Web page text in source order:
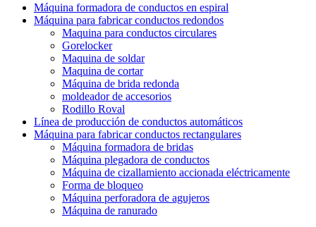
Máquina formadora de conductos en espiral
Máquina para fabricar conductos redondos
Maquina para conductos circulares
Gorelocker
Maquina de soldar
Maquina de cortar
Máquina de brida redonda
moldeador de accesorios
Rodillo Roval
Línea de producción de conductos automáticos
Máquina para fabricar conductos rectangulares
Máquina formadora de bridas
Máquina plegadora de conductos
Máquina de cizallamiento accionada eléctricamente
Forma de bloqueo
Máquina perforadora de agujeros
Máquina de ranurado